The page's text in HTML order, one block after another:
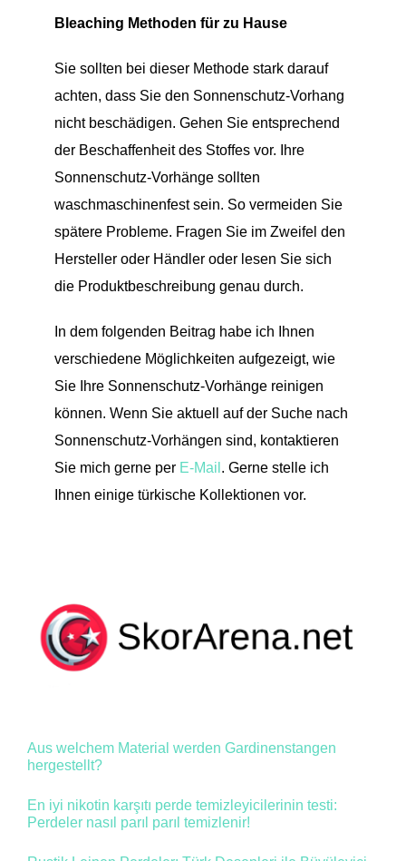
Bleaching Methoden für zu Hause
Sie sollten bei dieser Methode stark darauf
achten, dass Sie den Sonnenschutz-Vorhang
nicht beschädigen. Gehen Sie entsprechend
der Beschaffenheit des Stoffes vor. Ihre
Sonnenschutz-Vorhänge sollten
waschmaschinenfest sein. So vermeiden Sie
spätere Probleme. Fragen Sie im Zweifel den
Hersteller oder Händler oder lesen Sie sich
die Produktbeschreibung genau durch.
In dem folgenden Beitrag habe ich Ihnen
verschiedene Möglichkeiten aufgezeigt, wie
Sie Ihre Sonnenschutz-Vorhänge reinigen
können. Wenn Sie aktuell auf der Suche nach
Sonnenschutz-Vorhängen sind, kontaktieren
Sie mich gerne per E-Mail . Gerne stelle ich
Ihnen einige türkische Kollektionen vor.
Aus welchem Material werden Gardinenstangen
hergestellt?
En iyi nikotin karşıtı perde temizleyicilerinin testi:
Perdeler nasıl parıl parıl temizlenir!